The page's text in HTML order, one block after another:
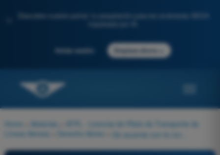
Descubre nuestro portal: tu preparación para los exámenes AESA
Iniciar sesión Empieza ahora
Home Materias
ATPL - Licencia de Piloto de Transporte de
Líneas Aéreas
Derecho Aéreo